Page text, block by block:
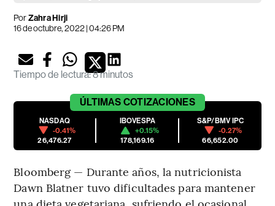
PorZahra Hirji
16 de octubre, 2022 | 04:26 PM
Tiempo de lectura:8 minutos
ÚLTIMAS COTIZACIONES
NASDAQ
-0.41%
26,476.27
IBOVESPA
+0.15%
178,169.16
S&P/BMV IPC
-0.27%
66,652.00
Bloomberg — Durante años, la nutricionista
Dawn Blatner tuvo dificultades para mantener